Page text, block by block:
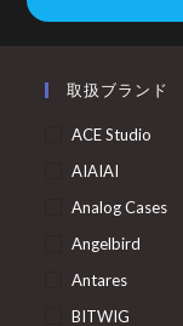
取扱ブランド
ACE Studio
AIAIAI
Analog Cases
Angelbird
Antares
BITWIG